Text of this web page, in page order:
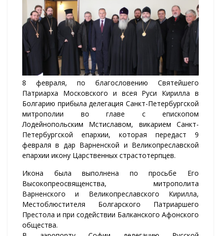
8 февраля, по благословению Святейшего
Патриарха Московского и всея Руси Кирилла в
Болгарию прибыла делегация Санкт-Петербургской
митрополии во главе с епископом
Лодейнопольским Мстиславом, викарием Санкт-
Петербургской епархии, которая передаст 9
февраля в дар Варненской и Великопреславской
епархии икону Царственных страстотерпцев.
Икона была выполнена по просьбе Его
Высокопреосвященства, митрополита
Варненского и Великопреславского Кирилла,
Местоблюстителя Болгарского Патриаршего
Престола и при содействии Балканского Афонского
общества.